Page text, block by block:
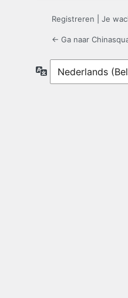
Registreren Je
← Ga naar
Taal